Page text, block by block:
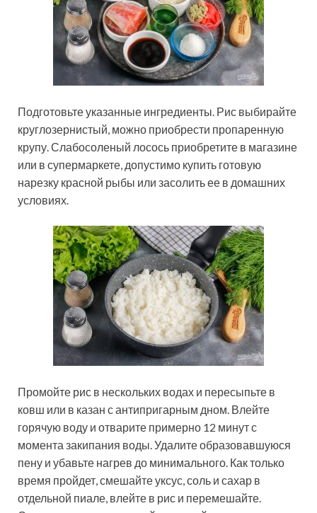
Подготовьте указанные ингредиенты. Рис выбирайте
круглозернистый, можно приобрести пропаренную
крупу. Слабосоленый лосось приобретите в магазине
или в супермаркете, допустимо купить готовую
нарезку красной рыбы или засолить ее в домашних
условиях.
Промойте рис в нескольких водах и пересыпьте в
ковш или в казан с антипригарным дном. Влейте
горячую воду и отварите примерно 12 минут с
момента закипания воды. Удалите образовавшуюся
пену и убавьте нагрев до минимального. Как только
время пройдет, смешайте уксус, соль и сахар в
отдельной пиале, влейте в рис и перемешайте.